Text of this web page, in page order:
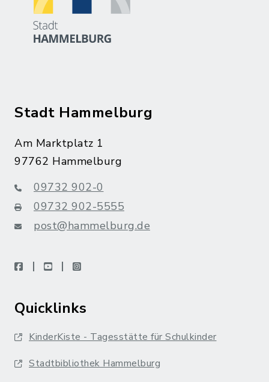
Stadt Hammelburg
Am Marktplatz 1
97762 Hammelburg
09732 902-0
09732 902-5555
post@hammelburg.de
facebookyoutubeinstagram
Quicklinks
KinderKiste - Tagesstätte für Schulkinder
Stadtbibliothek Hammelburg